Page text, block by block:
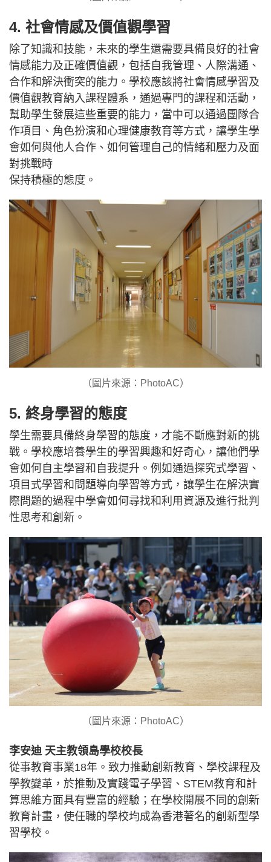
4. 社會情感及價值觀學習
除了知識和技能，未來的學生還需要具備良好的社會
情感能力及正確價值觀，包括自我管理、人際溝通、
合作和解決衝突的能力。學校應該將社會情感學習及
價值觀教育納入課程體系，通過專門的課程和活動，
幫助學生發展這些重要的能力，當中可以通過團隊合
作項目、角色扮演和心理健康教育等方式，讓學生學
會如何與他人合作、如何管理自己的情緒和壓力及面
對挑戰時
保持積極的態度。
（圖片來源：PhotoAC）
5. 終身學習的態度
學生需要具備終身學習的態度，才能不斷應對新的挑
戰。學校應培養學生的學習興趣和好奇心，讓他們學
會如何自主學習和自我提升。例如通過探究式學習、
項目式學習和問題導向學習等方式，讓學生在解決實
際問題的過程中學會如何尋找和利用資源及進行批判
性思考和創新。
（圖片來源：PhotoAC）
李安迪 天主教領島學校校長
從事教育事業18年。致力推動創新教育、學校課程及
學教變革，於推動及實踐電子學習、STEM教育和計
算思維方面具有豐富的經驗；在學校開展不同的創新
教育計畫，使任職的學校均成為香港著名的創新型學
習學校。